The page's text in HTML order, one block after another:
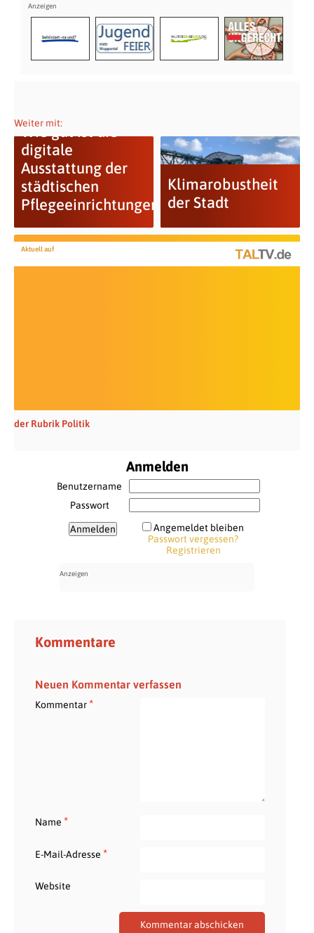
Weiter mit:
Wie gut ist die
digitale
Ausstattung der
städtischen
Pflegeeinrichtungen?
Klimarobustheit
der Stadt
Aktuell auf
der Rubrik Politik
Anmelden
Benutzername
Passwort
Angemeldet bleiben
Passwort vergessen?
Registrieren
Kommentare
Neuen Kommentar verfassen
Kommentar*
Name *
E-Mail-Adresse *
Website